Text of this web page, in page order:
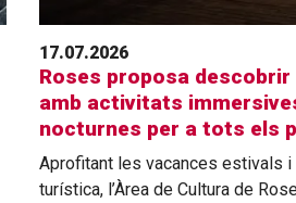
17.07.2026
Roses proposa
amb activitats
nocturnes per a tots els
Aprofitant les vacances estivals i
turística, l’Àrea de Cultura de